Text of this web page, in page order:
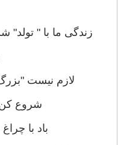
زندگی ما با " تولد"
لازم نیست
شروع
باد با